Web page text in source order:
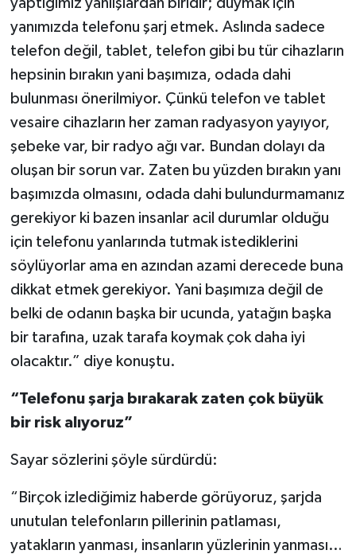
yanımızda telefonu şarj etmek. Aslında sadece
telefon değil, tablet, telefon gibi bu tür cihazların
hepsinin bırakın yani başımıza, odada dahi
bulunması önerilmiyor. Çünkü telefon ve tablet
vesaire cihazların her zaman radyasyon yayıyor,
şebeke var, bir radyo ağı var. Bundan dolayı da
oluşan bir sorun var. Zaten bu yüzden bırakın yanı
başımızda olmasını, odada dahi bulundurmamanız
gerekiyor ki bazen insanlar acil durumlar olduğu
için telefonu yanlarında tutmak istediklerini
söylüyorlar ama en azından azami derecede buna
dikkat etmek gerekiyor. Yani başımıza değil de
belki de odanın başka bir ucunda, yatağın başka
bir tarafına, uzak tarafa koymak çok daha iyi
olacaktır.” diye konuştu.
“Telefonu şarja bırakarak zaten çok büyük
bir risk alıyoruz”
Sayar sözlerini şöyle sürdürdü:
“Birçok izlediğimiz haberde görüyoruz, şarjda
unutulan telefonların pillerinin patlaması,
yatakların yanması, insanların yüzlerinin yanması…